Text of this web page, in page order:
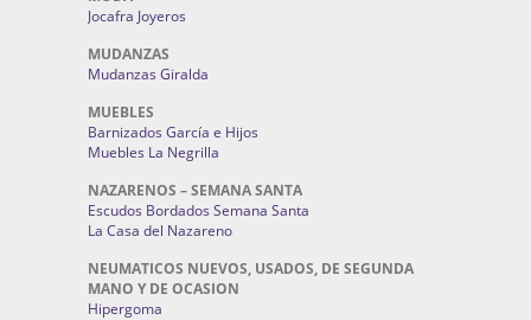
Jocafra Joyeros
MUDANZAS
Mudanzas Giralda
MUEBLES
Barnizados García e Hijos
Muebles La Negrilla
NAZARENOS – SEMANA SANTA
Escudos Bordados Semana Santa
La Casa del Nazareno
NEUMATICOS NUEVOS, USADOS, DE SEGUNDA
MANO Y DE OCASION
Hipergoma